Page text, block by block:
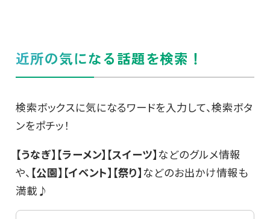
近所の気になる話題を検索！
検索ボックスに気になるワードを入力して、検索ボタ
ンをポチッ！
【うなぎ】【ラーメン】【スイーツ】などのグルメ情報
や、 【公園】【イベント】【祭り】などのお出かけ情報も
満載♪